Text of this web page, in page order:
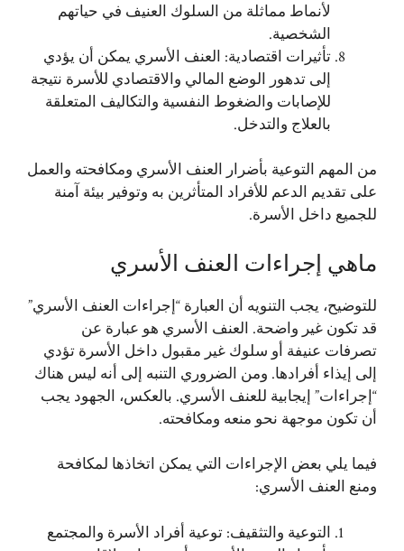
لأنماط مماثلة من السلوك العنيف في حياتهم
الشخصية.
تأثيرات اقتصادية: العنف الأسري يمكن أن يؤدي
إلى تدهور الوضع المالي والاقتصادي للأسرة نتيجة
للإصابات والضغوط النفسية والتكاليف المتعلقة
بالعلاج والتدخل.
من المهم التوعية بأضرار العنف الأسري ومكافحته والعمل
على تقديم الدعم للأفراد المتأثرين به وتوفير بيئة آمنة
للجميع داخل الأسرة.
ماهي إجراءات العنف الأسري
للتوضيح، يجب التنويه أن العبارة “إجراءات العنف الأسري”
قد تكون غير واضحة. العنف الأسري هو عبارة عن
تصرفات عنيفة أو سلوك غير مقبول داخل الأسرة تؤدي
إلى إيذاء أفرادها. ومن الضروري التنبه إلى أنه ليس هناك
“إجراءات” إيجابية للعنف الأسري. بالعكس، الجهود يجب
أن تكون موجهة نحو منعه ومكافحته.
فيما يلي بعض الإجراءات التي يمكن اتخاذها لمكافحة
ومنع العنف الأسري:
التوعية والتثقيف: توعية أفراد الأسرة والمجتمع